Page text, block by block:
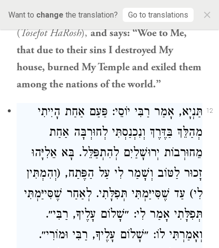
Want to change the translation? Go to translations ×
connected to the changing of these watches
(Tosefot HaRosh),and says: “Woe to Me,
that due to their sins I destroyed My
house, burned My Temple and exiled them
among the nations of the world.”
12 תַּנְיָא, אָמַר רַבִּי יוֹסֵי: פַּעַם אַחַת הָיִיתִי
מְהַלֵּךְ בַּדֶּרֶךְ וְנִכְנַסְתִּי לְחוּרְבָּה אַחַת
מֵחוּרְבוֹת יְרוּשָׁלַיִם לְהִתְפַּלֵּל. בָּא אֵלִיָּהוּ
זָכוּר לַטּוֹב וְשָׁמַר לִי עַל הַפֶּתַח, (וְהִמְתִּין
לִי) עַד שֶׁסִּייַּמְתִּי תְּפִלָּתִי. לְאַחַר שֶׁסִּייַּמְתִּי
תְּפִלָּתִי אָמַר לִי: ״שָׁלוֹם עָלֶיךָ, רַבִּי״.
וְאָמַרְתִּי לוֹ: ״שָׁלוֹם עָלֶיךָ, רַבִּי וּמוֹרִי״.